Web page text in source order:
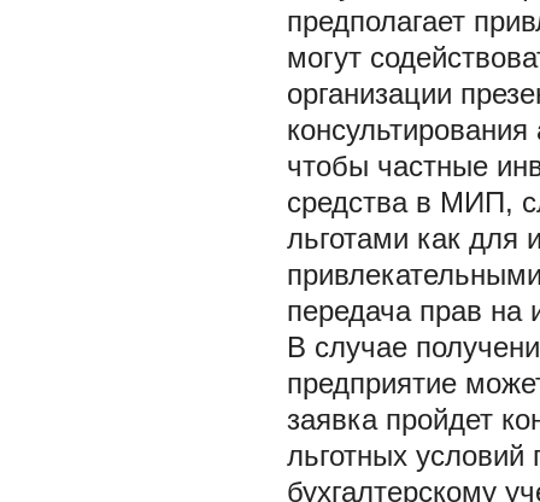
предполагает
могут
организации
чтобы частные
средства в МИП,
льготами как для
передача прав на
В случае
предприятие
заявка пройдет
льготных
бухгалтерскому